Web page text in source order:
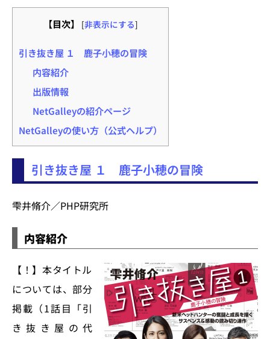
【目次】 [非表示にする]
引き抜き屋 １ 鹿子小穂の冒険
内容紹介
出版情報
NetGalleyの紹介ページ
NetGalleyの使い方（公式ヘルプ）
引き抜き屋 １ 鹿子小穂の冒険
雫井脩介／PHP研究所
内容紹介
【！】本タイトル
については、部分
掲載（1話目「引
き抜き屋の代